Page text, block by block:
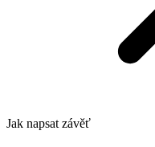
Jak napsat závěť